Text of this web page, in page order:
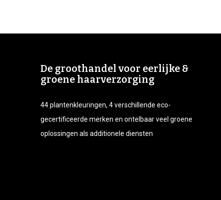
De groothandel voor eerlijke &
groene haarverzorging
44 plantenkleuringen, 4 verschillende eco-
gecertificeerde merken en ontelbaar veel groene
oplossingen als additionele diensten